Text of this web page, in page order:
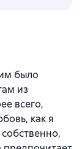
было
из
всего,
как я